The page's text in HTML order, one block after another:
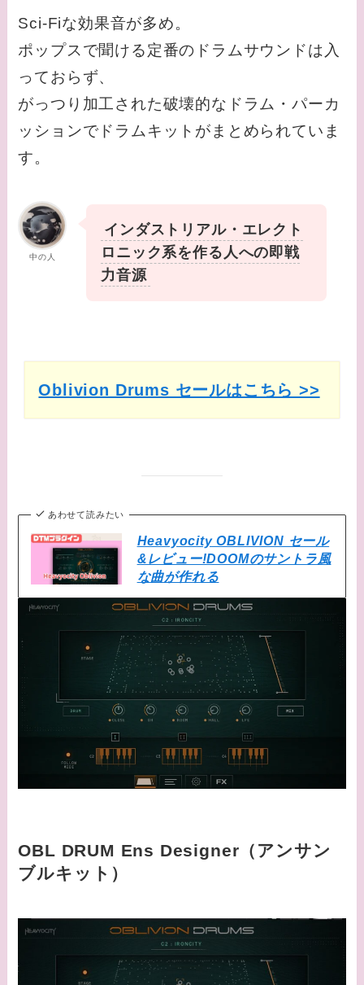
Sci-Fiな効果音が多め。
ポップスで聞ける定番のドラムサウンドは入
っておらず、
がっつり加工された破壊的なドラム・パーカ
ッションでドラムキットがまとめられていま
す。
中の人
インダストリアル・エレクト
ロニック系を作る人への即戦
力音源
Oblivion Drums セールはこちら >>
あわせて読みたい
Heavyocity OBLIVION セール
&レビュー!DOOMのサントラ風
な曲が作れる
OBL DRUM Ens Designer（アンサン
ブルキット）